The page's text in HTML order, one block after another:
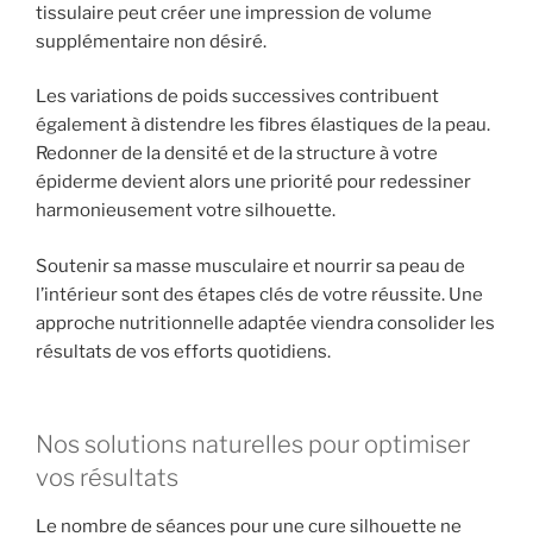
tissulaire peut créer une impression de volume
supplémentaire non désiré.
Les variations de poids successives contribuent
également à distendre les fibres élastiques de la peau.
Redonner de la densité et de la structure à votre
épiderme devient alors une priorité pour redessiner
harmonieusement votre silhouette.
Soutenir sa masse musculaire et nourrir sa peau de
l’intérieur sont des étapes clés de votre réussite. Une
approche nutritionnelle adaptée viendra consolider les
résultats de vos efforts quotidiens.
Nos solutions naturelles pour optimiser
vos résultats
Le nombre de séances pour une cure silhouette ne